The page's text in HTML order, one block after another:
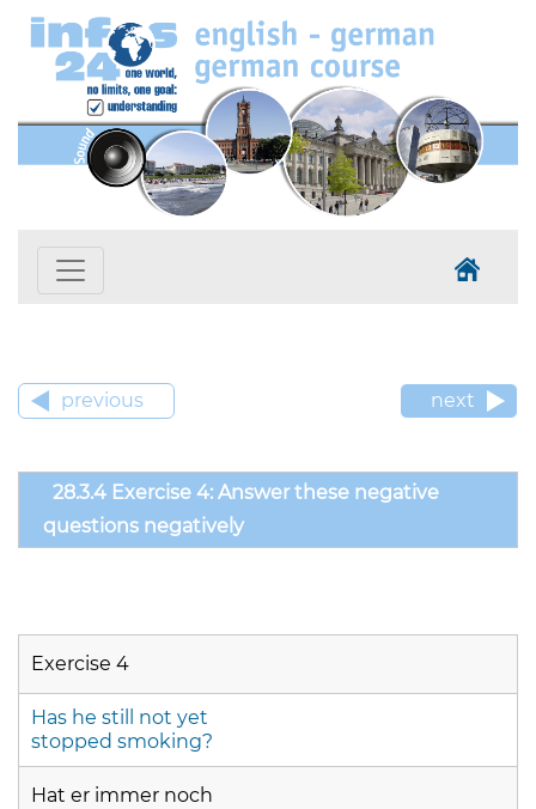
previous next
28.3.4 Exercise 4: Answer these negative
questions negatively
Exercise 4
Has he still not yet
stopped smoking?
Hat er immer noch